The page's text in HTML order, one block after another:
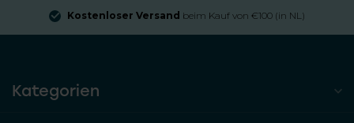
Kostenloser Versand beim Kauf von €100 (in NL)
Kategorien